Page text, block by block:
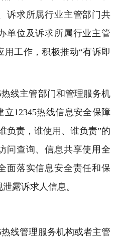
诉求所属行业主管部门共
单位及诉求所属行业主管
用工作，积极推动“有诉即
线主管部门和管理服务机
12345热线信息安全保障
负责，谁使用、谁负责”的
问查询、信息共享使用全
面落实信息安全责任和保
露诉求人信息。
线管理服务机构或者主管